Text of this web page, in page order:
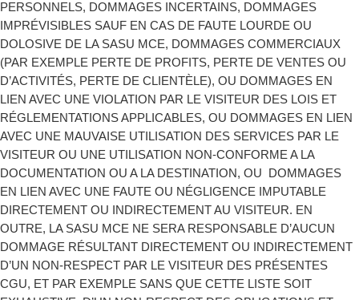
PERSONNELS, DOMMAGES INCERTAINS, DOMMAGES
IMPRÉVISIBLES SAUF EN CAS DE FAUTE LOURDE OU
DOLOSIVE DE LA SASU MCE, DOMMAGES COMMERCIAUX
(PAR EXEMPLE PERTE DE PROFITS, PERTE DE VENTES OU
D’ACTIVITÉS, PERTE DE CLIENTÈLE), OU DOMMAGES EN
LIEN AVEC UNE VIOLATION PAR LE VISITEUR DES LOIS ET
RÉGLEMENTATIONS APPLICABLES, OU DOMMAGES EN LIEN
AVEC UNE MAUVAISE UTILISATION DES SERVICES PAR LE
VISITEUR OU UNE UTILISATION NON-CONFORME A LA
DOCUMENTATION OU A LA DESTINATION, OU DOMMAGES
EN LIEN AVEC UNE FAUTE OU NÉGLIGENCE IMPUTABLE
DIRECTEMENT OU INDIRECTEMENT AU VISITEUR. EN
OUTRE, LA SASU MCE NE SERA RESPONSABLE D’AUCUN
DOMMAGE RÉSULTANT DIRECTEMENT OU INDIRECTEMENT
D’UN NON-RESPECT PAR LE VISITEUR DES PRÉSENTES
CGU, ET PAR EXEMPLE SANS QUE CETTE LISTE SOIT